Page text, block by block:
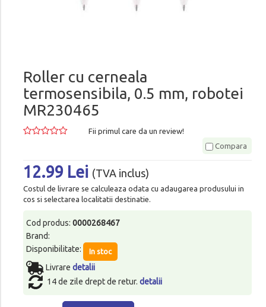
Roller cu cerneala
termosensibila, 0.5 mm, robotei
MR230465
Fii primul care da un review!
Compara
12.99 Lei (TVA inclus)
Costul de livrare se calculeaza odata cu adaugarea produsului in
cos si selectarea localitatii destinatie.
Cod produs: 0000268467
Brand:
Disponibilitate:
In stoc
Livrare detalii
14 de zile drept de retur. detalii